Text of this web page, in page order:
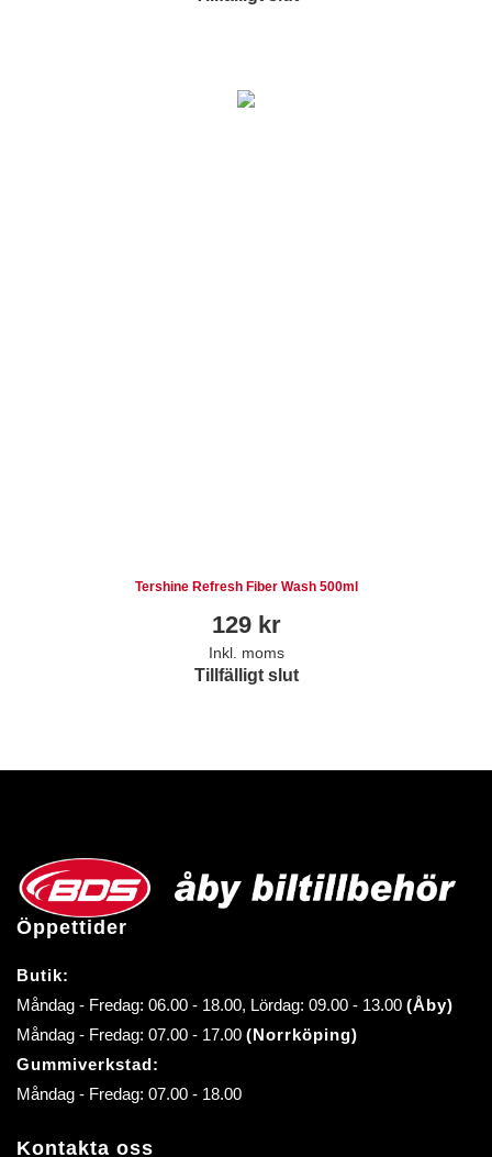
Tershine Refresh Fiber Wash 500ml
129kr
Inkl. moms
Tillfälligt slut
Öppettider
Butik:
Måndag - Fredag: 06.00 - 18.00, Lördag: 09.00 - 13.00 (Åby)
Måndag - Fredag: 07.00 - 17.00 (Norrköping)
Gummiverkstad:
Måndag - Fredag: 07.00 - 18.00
Kontakta oss